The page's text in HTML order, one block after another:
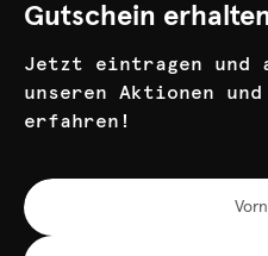
Gutschein
Jetzt eintragen und
unseren Aktionen
erfahren!